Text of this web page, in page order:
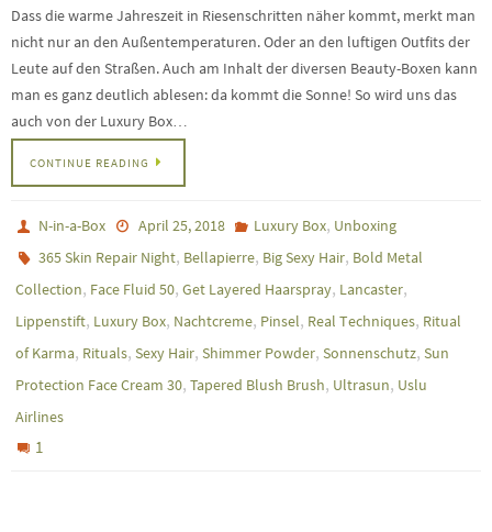
Dass die warme Jahreszeit in Riesenschritten näher kommt, merkt man
nicht nur an den Außentemperaturen. Oder an den luftigen Outfits der
Leute auf den Straßen. Auch am Inhalt der diversen Beauty-Boxen kann
man es ganz deutlich ablesen: da kommt die Sonne! So wird uns das
auch von der Luxury Box…
CONTINUE READING
N-in-a-Box April 25, 2018 Luxury Box, Unboxing
365 Skin Repair Night, Bellapierre, Big Sexy Hair, Bold Metal
Collection, Face Fluid 50, Get Layered Haarspray, Lancaster,
Lippenstift, Luxury Box, Nachtcreme, Pinsel, Real Techniques, Ritual
of Karma, Rituals, Sexy Hair, Shimmer Powder, Sonnenschutz, Sun
Protection Face Cream 30, Tapered Blush Brush, Ultrasun, Uslu
Airlines
1